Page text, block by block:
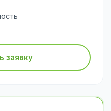
заявку